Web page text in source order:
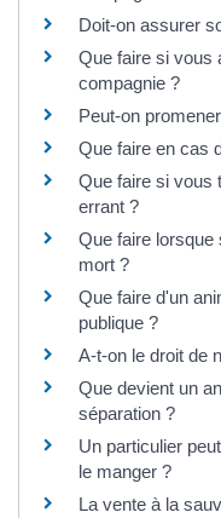
Doit-on assurer
Que faire si vous
compagnie ?
Peut-on
Que faire en cas
Que faire si vous
errant ?
Que faire lorsque
mort ?
Que faire d'un
publique ?
A-t-on le droit de
Que devient un
séparation ?
Un particulier
le manger ?
La vente à la